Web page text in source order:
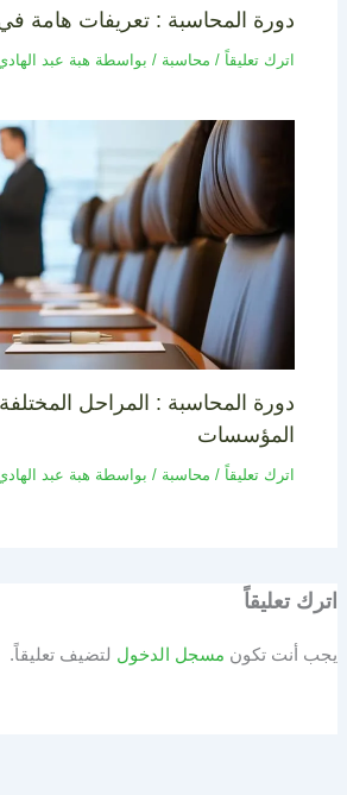
دورة المحاسبة : تعريفات هامة
اترك تعليقاً / محاسبة / بواسطة هبة عبد
دورة المحاسبة : المراحل
المؤسسات
اترك تعليقاً / محاسبة / بواسطة هبة عبد
اترك تعليقاً
يجب أنت تكون مسجل الدخول لتضيف تعليقاً.